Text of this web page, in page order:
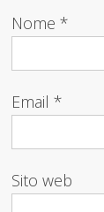
Nome*
Email*
Sito web